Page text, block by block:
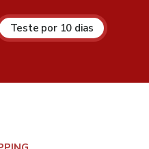
Teste por 10 dias